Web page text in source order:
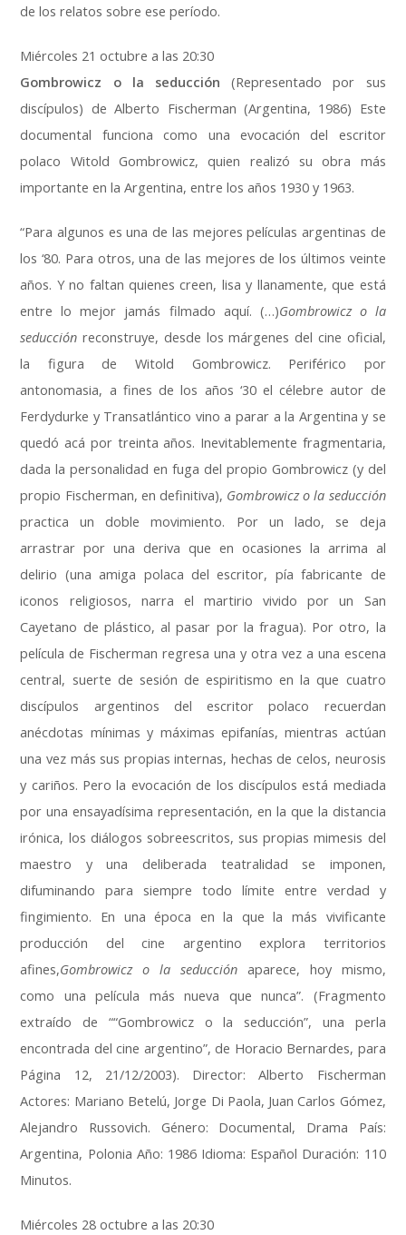
de los relatos sobre ese período.
Miércoles 21 octubre a las 20:30
Gombrowicz o la seducción (Representado por sus
discípulos) de Alberto Fischerman (Argentina, 1986) Este
documental funciona como una evocación del escritor
polaco Witold Gombrowicz, quien realizó su obra más
importante en la Argentina, entre los años 1930 y 1963.
“Para algunos es una de las mejores películas argentinas de
los ‘80. Para otros, una de las mejores de los últimos veinte
años. Y no faltan quienes creen, lisa y llanamente, que está
entre lo mejor jamás filmado aquí. (…)Gombrowicz o la
seducción reconstruye, desde los márgenes del cine oficial,
la figura de Witold Gombrowicz. Periférico por
antonomasia, a fines de los años ‘30 el célebre autor de
Ferdydurke y Transatlántico vino a parar a la Argentina y se
quedó acá por treinta años. Inevitablemente fragmentaria,
dada la personalidad en fuga del propio Gombrowicz (y del
propio Fischerman, en definitiva), Gombrowicz o la seducción
practica un doble movimiento. Por un lado, se deja
arrastrar por una deriva que en ocasiones la arrima al
delirio (una amiga polaca del escritor, pía fabricante de
iconos religiosos, narra el martirio vivido por un San
Cayetano de plástico, al pasar por la fragua). Por otro, la
película de Fischerman regresa una y otra vez a una escena
central, suerte de sesión de espiritismo en la que cuatro
discípulos argentinos del escritor polaco recuerdan
anécdotas mínimas y máximas epifanías, mientras actúan
una vez más sus propias internas, hechas de celos, neurosis
y cariños. Pero la evocación de los discípulos está mediada
por una ensayadísima representación, en la que la distancia
irónica, los diálogos sobreescritos, sus propias mimesis del
maestro y una deliberada teatralidad se imponen,
difuminando para siempre todo límite entre verdad y
fingimiento. En una época en la que la más vivificante
producción del cine argentino explora territorios
afines,Gombrowicz o la seducción aparece, hoy mismo,
como una película más nueva que nunca”. (Fragmento
extraído de ““Gombrowicz o la seducción”, una perla
encontrada del cine argentino”, de Horacio Bernardes, para
Página 12, 21/12/2003). Director: Alberto Fischerman
Actores: Mariano Betelú, Jorge Di Paola, Juan Carlos Gómez,
Alejandro Russovich. Género: Documental, Drama País:
Argentina, Polonia Año: 1986 Idioma: Español Duración: 110
Minutos.
Miércoles 28 octubre a las 20:30